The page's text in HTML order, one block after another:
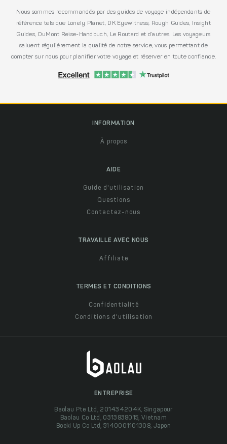
Nous sommes recommandés par des guides de voyage indépendants de
référence tels que Lonely Planet, DK Eyewitness, Rough Guides, Insight
Guides, DuMont Reise-Handbuch, Le Routard et d’autres. Les voyageurs
saluent régulièrement la qualité de notre service, vous permettant de
compter sur nous pour planifier votre voyage et réserver en toute confiance.
INFORMATION
À propos
AIDE
Guide d'utilisation
Questions
Contactez-nous
TRAVAILLE AVEC NOUS
Affiliate
TERMES ET CONDITIONS
Confidentialité
Conditions d'utilisation
ENTREPRISE
Baolau Pte Ltd, 201434204K, Singapour
Baolau Co Ltd, 0313838015, Vietnam
Boeki Up Co Ltd, 5140001101308, Japon